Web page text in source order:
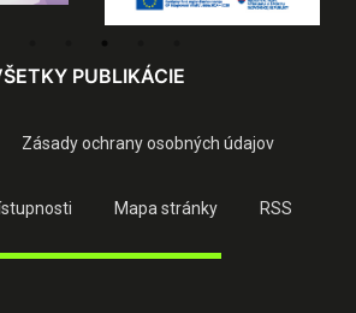
PUBLIKÁCIE
Zásady ochrany osobných údajov
Mapa stránky RSS